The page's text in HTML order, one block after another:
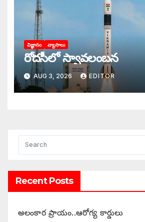
విజ్ఞానం వ్యాసాలు
రోదసీలో స్వావలంబన
AUG 3, 2026 EDITOR
Recent Posts
అలంకార ప్రాయం..ఆరోగ్య కార్డులు